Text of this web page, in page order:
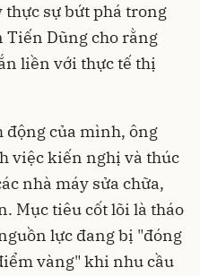
sự bứt phá trong
Dũng cho rằng
liền với thực tế thị
của mình, ông
việc kiến nghị và thúc
nhà máy sửa chữa,
Mục tiêu cốt lõi là tháo
lực đang bị "đóng
vàng" khi nhu cầu